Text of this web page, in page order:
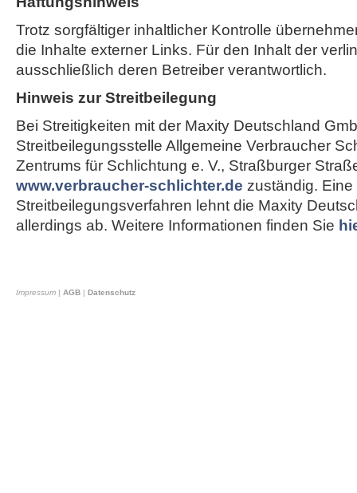
Trotz sorgfältiger inhaltlicher Kontrolle
die Inhalte externer Links. Für den Inhalt der
ausschließlich deren Betreiber verantwortlich.
Hinweis zur Streitbeilegung
Bei Streitigkeiten mit der Maxity Deutschland
Streitbeilegungsstelle Allgemeine Verbraucher
Zentrums für Schlichtung e. V., Straßburger
www.verbraucher-schlichter.de zuständig.
Streitbeilegungsverfahren lehnt die Maxity
allerdings ab. Weitere Informationen finden Sie
Impressum | AGB | Datenschutz